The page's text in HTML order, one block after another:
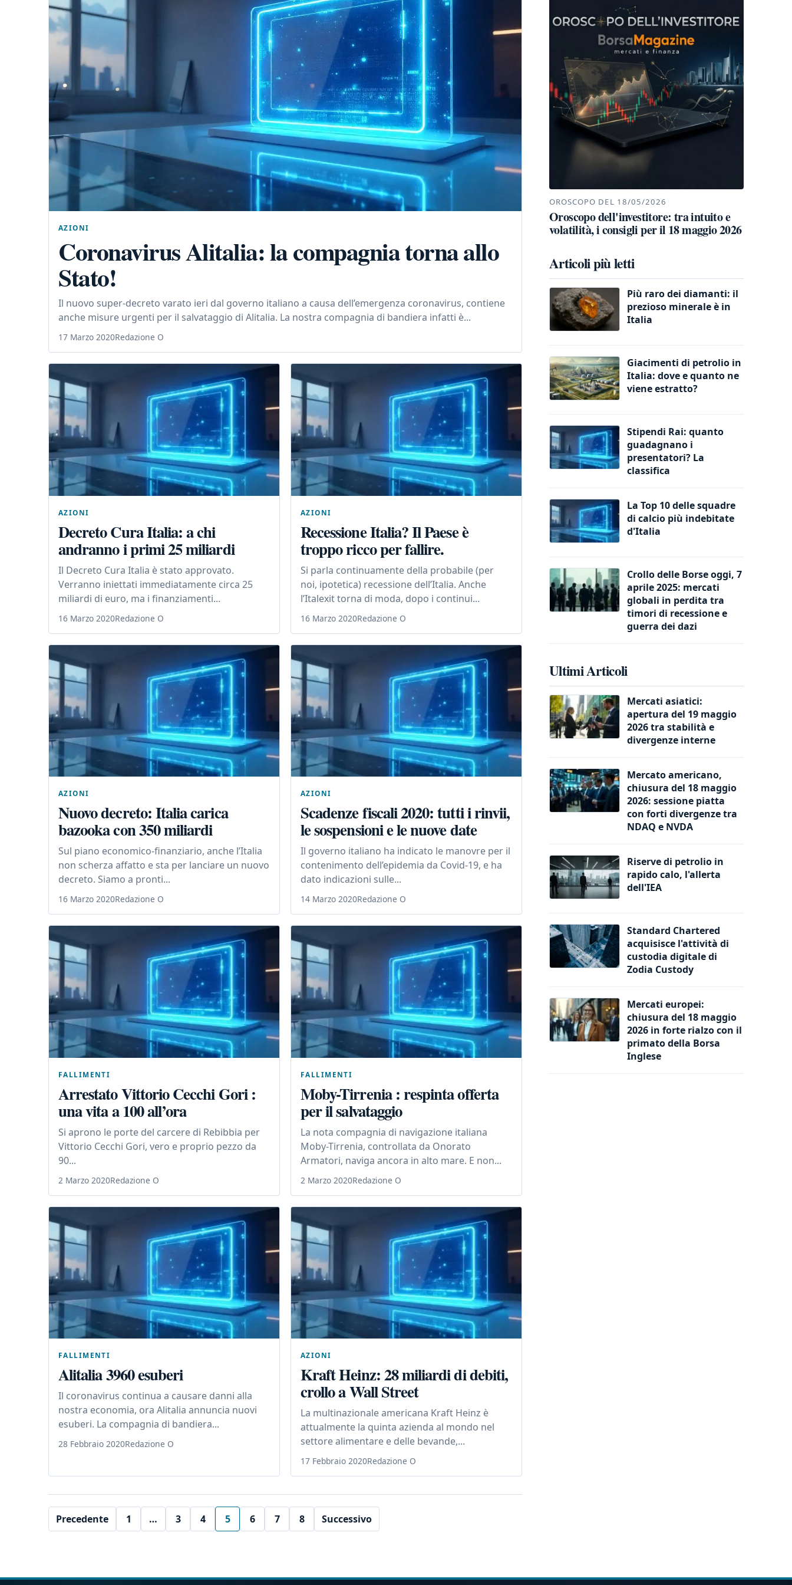
AZIONI
Coronavirus Alitalia: la compagnia torna allo
Stato!
Il nuovo super-decreto varato ieri dal governo italiano a causa dell’emergenza coronavirus, contiene
anche misure urgenti per il salvataggio di Alitalia. La nostra compagnia di bandiera infatti è...
17 Marzo 2020Redazione O
AZIONI
Decreto Cura Italia: a chi
andranno i primi 25 miliardi
Il Decreto Cura Italia è stato approvato.
Verranno iniettati immediatamente circa 25
miliardi di euro, ma i finanziamenti...
16 Marzo 2020Redazione O
AZIONI
Recessione Italia? Il Paese è
troppo ricco per fallire.
Si parla continuamente della probabile (per
noi, ipotetica) recessione dell’Italia. Anche
l’Italexit torna di moda, dopo i continui...
16 Marzo 2020Redazione O
AZIONI
Nuovo decreto: Italia carica
bazooka con 350 miliardi
Sul piano economico-finanziario, anche l’Italia
non scherza affatto e sta per lanciare un nuovo
decreto. Siamo a pronti...
16 Marzo 2020Redazione O
AZIONI
Scadenze fiscali 2020: tutti i rinvii,
le sospensioni e le nuove date
Il governo italiano ha indicato le manovre per il
contenimento dell’epidemia da Covid-19, e ha
dato indicazioni sulle...
14 Marzo 2020Redazione O
FALLIMENTI
Arrestato Vittorio Cecchi Gori :
una vita a 100 all’ora
Si aprono le porte del carcere di Rebibbia per
Vittorio Cecchi Gori, vero e proprio pezzo da
90...
2 Marzo 2020Redazione O
FALLIMENTI
Moby-Tirrenia : respinta offerta
per il salvataggio
La nota compagnia di navigazione italiana
Moby-Tirrenia, controllata da Onorato
Armatori, naviga ancora in alto mare. E non...
2 Marzo 2020Redazione O
FALLIMENTI
Alitalia 3960 esuberi
Il coronavirus continua a causare danni alla
nostra economia, ora Alitalia annuncia nuovi
esuberi. La compagnia di bandiera...
28 Febbraio 2020Redazione O
AZIONI
Kraft Heinz: 28 miliardi di debiti,
crollo a Wall Street
La multinazionale americana Kraft Heinz è
attualmente la quinta azienda al mondo nel
settore alimentare e delle bevande,...
17 Febbraio 2020Redazione O
Precedente 1 … 3 4 5 6 7 8 Successivo
OROSCOPO DEL 18/05/2026
Oroscopo dell'investitore: tra intuito e
volatilità, i consigli per il 18 maggio 2026
Articoli più letti
Più raro dei diamanti: il
prezioso minerale è in
Italia
Giacimenti di petrolio in
Italia: dove e quanto ne
viene estratto?
Stipendi Rai: quanto
guadagnano i
presentatori? La
classifica
La Top 10 delle squadre
di calcio più indebitate
d'Italia
Crollo delle Borse oggi, 7
aprile 2025: mercati
globali in perdita tra
timori di recessione e
guerra dei dazi
Ultimi Articoli
Mercati asiatici:
apertura del 19 maggio
2026 tra stabilità e
divergenze interne
Mercato americano,
chiusura del 18 maggio
2026: sessione piatta
con forti divergenze tra
NDAQ e NVDA
Riserve di petrolio in
rapido calo, l'allerta
dell'IEA
Standard Chartered
acquisisce l'attività di
custodia digitale di
Zodia Custody
Mercati europei:
chiusura del 18 maggio
2026 in forte rialzo con il
primato della Borsa
Inglese